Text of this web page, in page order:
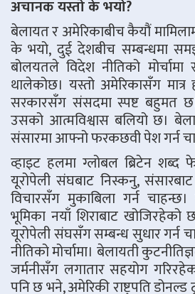
अचानक यस्तो के भयो?
बेलायत र अमेरिकाबीच कैयौं
के भयो, दुई देशबीच सम्बन्धमा
बोलयतले विदेश नीतिको मोर्चामा
थालेकोछ। यस्तो अमेरिकासँग मात्र
सरकारसँग संसदमा स्पष्ट बहुमत छ।
उसको आत्मविश्वास बलियो छ।
संसारमा आफ्नो फरकछवी पेश गर्न
व्हाइट हलमा ग्लोबल ब्रिटेन शब्द
यूरोपेली संघबाट निस्कनु,
विचारसँग मुकाबिला गर्न
भूमिका नयाँ शिराबाट खोजिरहेको
यूरोपेली संघसँग सम्बन्ध सुधार गर्न
नीतिको मोर्चामा। बेलायती
जर्मनीसँग लगातार सहयोग
पनि छ भने, अमेरिकी राष्ट्रपति